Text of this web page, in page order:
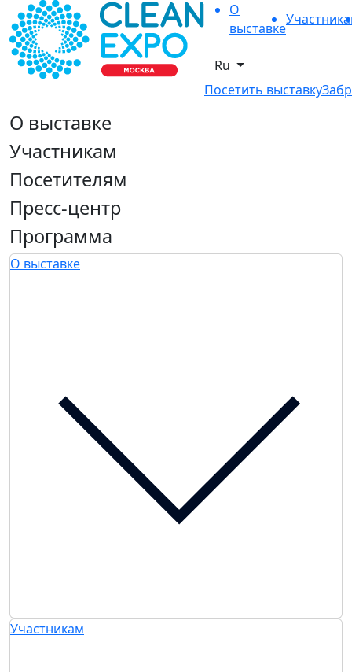
О
выставке
Ru
Посетить выставку
О выставке
Участникам
Посетителям
Пресс-центр
Программа
О выставке
Участникам